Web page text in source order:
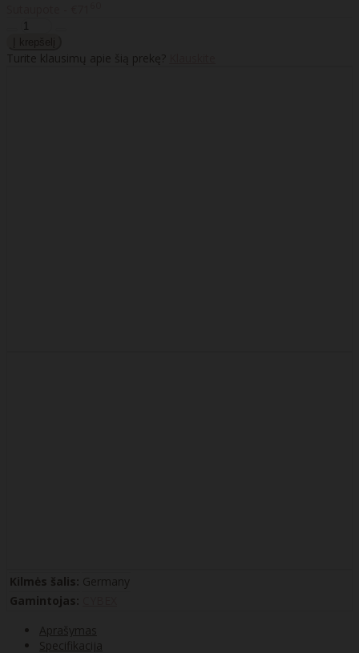
Turite klausimų apie šią prekę?
Kilmės šalis: Germany
Gamintojas:
Aprašymas
Specifikacija